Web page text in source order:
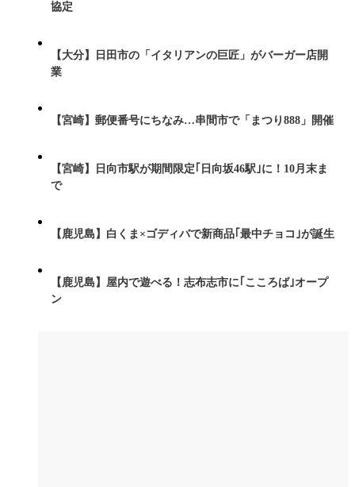
協定
【大分】日田市の「イタリアンの巨匠」がバーガー店開
業
【宮崎】郵便番号にちなみ…串間市で「まつり888」開催
【宮崎】日向市駅が期間限定｢日向坂46駅｣に！10月末ま
で
【鹿児島】白くま×ゴディバで新商品｢最中チョコ｣が誕生
【鹿児島】屋内で遊べる！志布志市に｢こころば｣オープ
ン